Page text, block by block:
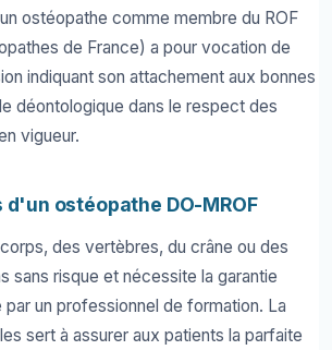
ostéopathe comme membre du ROF
de France) a pour vocation de
indiquant son attachement aux bonnes
déontologique dans le respect des
vigueur.
ostéopathe DO-MROF
des vertèbres, du crâne ou des
sans risque et nécessite la garantie
un professionnel de formation. La
sert à assurer aux patients la parfaite